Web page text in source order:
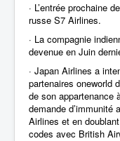
· L’entrée prochaine
russe S7 Airlines.
· La compagnie
devenue en Juin
· Japan Airlines a
partenaires oneworld
de son appartenance
demande
Airlines et en
codes avec British